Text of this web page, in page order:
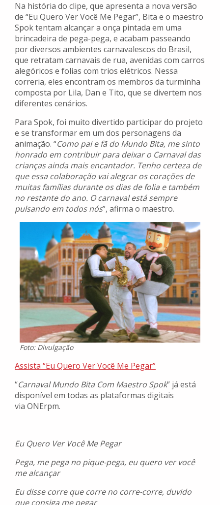
Na história do clipe, que apresenta a nova versão
de “Eu Quero Ver Você Me Pegar”, Bita e o maestro
Spok tentam alcançar a onça pintada em uma
brincadeira de pega-pega, e acabam passeando
por diversos ambientes carnavalescos do Brasil,
que retratam carnavais de rua, avenidas com carros
alegóricos e folias com trios elétricos. Nessa
correria, eles encontram os membros da turminha
composta por Lila, Dan e Tito, que se divertem nos
diferentes cenários.
Para Spok, foi muito divertido participar do projeto
e se transformar em um dos personagens da
animação. “Como pai e fã do Mundo Bita, me sinto
honrado em contribuir para deixar o Carnaval das
crianças ainda mais encantador. Tenho certeza de
que essa colaboração vai alegrar os corações de
muitas famílias durante os dias de folia e também
no restante do ano. O carnaval está sempre
pulsando em todos nós”, afirma o maestro.
Foto: Divulgação
Assista “Eu Quero Ver Você Me Pegar”
“Carnaval Mundo Bita Com Maestro Spok” já está
disponível em todas as plataformas digitais
via ONErpm.
Eu Quero Ver Você Me Pegar
Pega, me pega no pique-pega, eu quero ver você
me alcançar
Eu disse corre que corre no corre-corre, duvido
que consiga me pegar